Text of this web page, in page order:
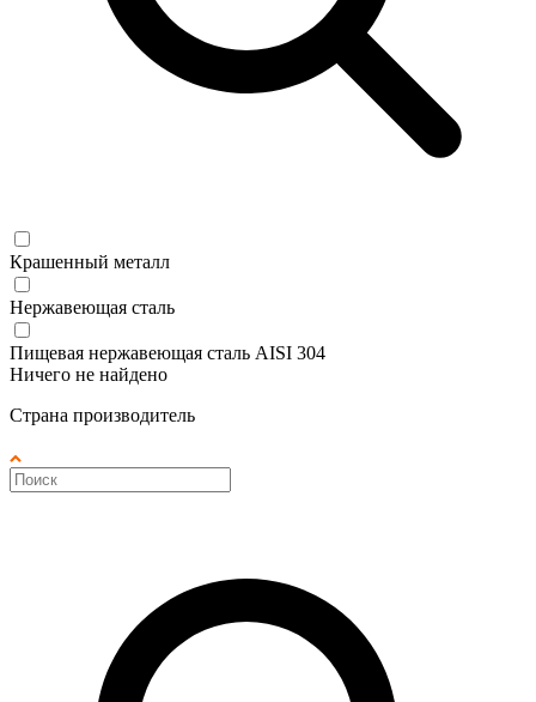
Крашенный металл
Нержавеющая сталь
Пищевая нержавеющая сталь AISI 304
Ничего не найдено
Страна производитель